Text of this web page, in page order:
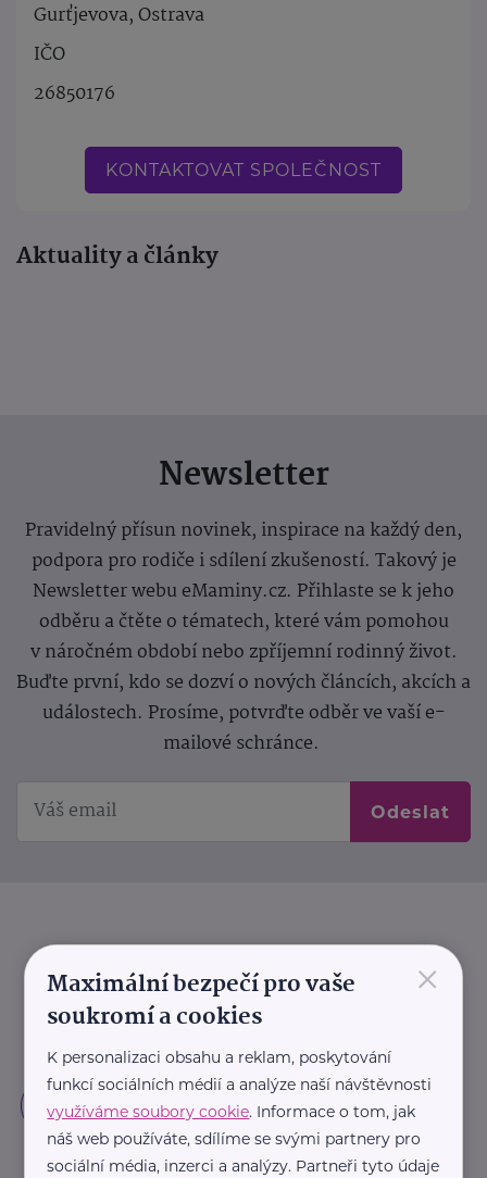
Gurťjevova, Ostrava
IČO
26850176
KONTAKTOVAT SPOLEČNOST
Aktuality a články
Newsletter
Pravidelný přísun novinek, inspirace na každý den,
podpora pro rodiče i sdílení zkušeností. Takový je
Newsletter webu eMaminy.cz. Přihlaste se k jeho
odběru a čtěte o tématech, které vám pomohou
v náročném období nebo zpříjemní rodinný život.
Buďte první, kdo se dozví o nových článcích, akcích a
událostech. Prosíme, potvrďte odběr ve vaší e-
mailové schránce.
Odeslat
×
Maximální bezpečí pro vaše
soukromí a cookies
K personalizaci obsahu a reklam, poskytování
funkcí sociálních médií a analýze naší návštěvnosti
využíváme soubory cookie. Informace o tom, jak
náš web používáte, sdílíme se svými partnery pro
sociální média, inzerci a analýzy. Partneři tyto údaje